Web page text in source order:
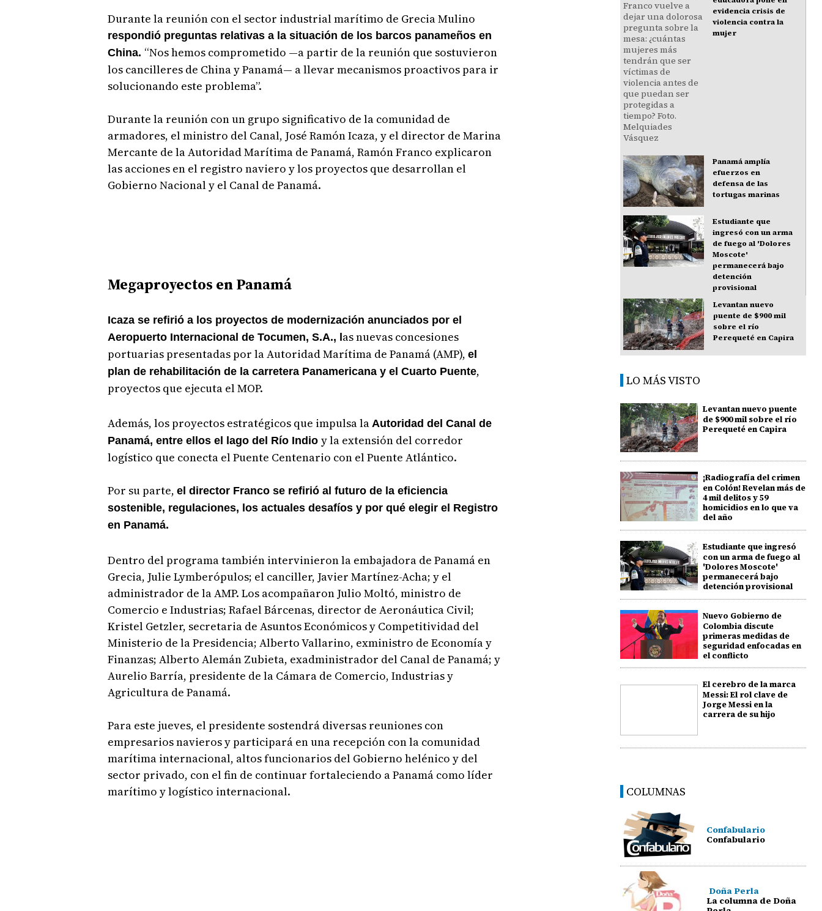
Durante la reunión con el sector industrial marítimo de Grecia Mulino
respondió preguntas relativas a la situación de los barcos panameños en
China. “Nos hemos comprometido —a partir de la reunión que sostuvieron
los cancilleres de China y Panamá— a llevar mecanismos proactivos para ir
solucionando este problema”.
Durante la reunión con un grupo significativo de la comunidad de
armadores, el ministro del Canal, José Ramón Icaza, y el director de Marina
Mercante de la Autoridad Marítima de Panamá, Ramón Franco explicaron
las acciones en el registro naviero y los proyectos que desarrollan el
Gobierno Nacional y el Canal de Panamá.
Megaproyectos en Panamá
Icaza se refirió a los proyectos de modernización anunciados por el
Aeropuerto Internacional de Tocumen, S.A., l as nuevas concesiones
portuarias presentadas por la Autoridad Marítima de Panamá (AMP), el
plan de rehabilitación de la carretera Panamericana y el Cuarto Puente,
proyectos que ejecuta el MOP.
Además, los proyectos estratégicos que impulsa la Autoridad del Canal de
Panamá, entre ellos el lago del Río Indio y la extensión del corredor
logístico que conecta el Puente Centenario con el Puente Atlántico.
Por su parte, el director Franco se refirió al futuro de la eficiencia
sostenible, regulaciones, los actuales desafíos y por qué elegir el Registro
en Panamá.
Dentro del programa también intervinieron la embajadora de Panamá en
Grecia, Julie Lymberópulos; el canciller, Javier Martínez-Acha; y el
administrador de la AMP. Los acompañaron Julio Moltó, ministro de
Comercio e Industrias; Rafael Bárcenas, director de Aeronáutica Civil;
Kristel Getzler, secretaria de Asuntos Económicos y Competitividad del
Ministerio de la Presidencia; Alberto Vallarino, exministro de Economía y
Finanzas; Alberto Alemán Zubieta, exadministrador del Canal de Panamá; y
Aurelio Barría, presidente de la Cámara de Comercio, Industrias y
Agricultura de Panamá.
Para este jueves, el presidente sostendrá diversas reuniones con
empresarios navieros y participará en una recepción con la comunidad
marítima internacional, altos funcionarios del Gobierno helénico y del
sector privado, con el fin de continuar fortaleciendo a Panamá como líder
marítimo y logístico internacional.
evidencia crisis de
violencia contra la
mujer
Panamá amplía
efuerzos en
defensa de las
tortugas marinas
Estudiante que
ingresó con un arma
de fuego al 'Dolores
Moscote'
permanecerá bajo
detención
provisional
Levantan nuevo
puente de $900 mil
sobre el río
Perequeté en Capira
LO MÁS VISTO
Levantan nuevo puente
de $900 mil sobre el río
Perequeté en Capira
¡Radiografía del crimen
en Colón! Revelan más de
4 mil delitos y 59
homicidios en lo que va
del año
Estudiante que ingresó
con un arma de fuego al
'Dolores Moscote'
permanecerá bajo
detención provisional
Nuevo Gobierno de
Colombia discute
primeras medidas de
seguridad enfocadas en
el conflicto
El cerebro de la marca
Messi: El rol clave de
Jorge Messi en la
carrera de su hijo
COLUMNAS
Confabulario
Confabulario
Doña Perla
La columna de Doña